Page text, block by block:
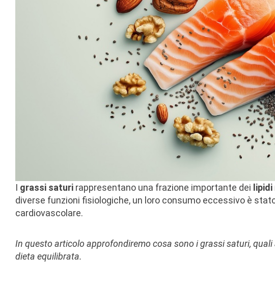
I grassi saturi rappresentano una frazione importante dei lipidi
diverse funzioni fisiologiche, un loro consumo eccessivo è
cardiovascolare.
In questo articolo approfondiremo cosa sono i grassi saturi,
dieta equilibrata.